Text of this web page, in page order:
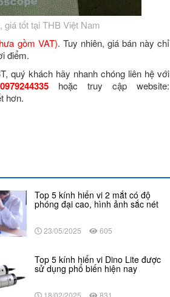
tốt tại THB Việt Nam
gồm VAT). Tuy nhiên, giá bán này chỉ
điểm.
quý khách hãy nhanh chóng liên hệ với
hoặc truy cập website:
hơn.
Top 5 kính hiển vi 2 mắt có độ
phóng đại cao, hình ảnh sắc nét
23/05/2025 605
Top 5 kính hiển vi Dino Lite được
sử dụng phổ biến hiện nay
18/02/2025 831